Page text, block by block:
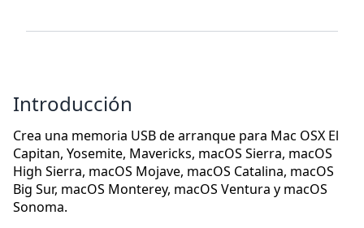
Introducción
Crea una memoria USB de arranque para Mac OSX El
Capitan, Yosemite, Mavericks, macOS Sierra, macOS
High Sierra, macOS Mojave, macOS Catalina, macOS
Big Sur, macOS Monterey, macOS Ventura y macOS
Sonoma.